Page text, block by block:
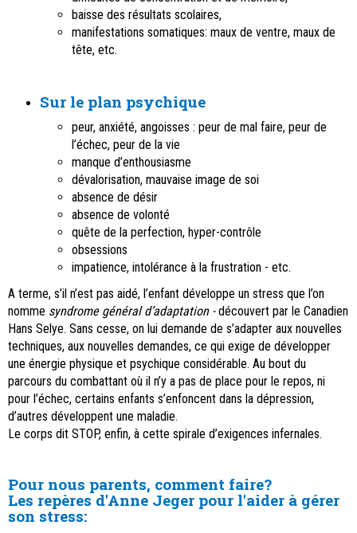
baisse des résultats scolaires,
manifestations somatiques: maux de ventre, maux de
tête, etc.
Sur le plan psychique
peur, anxiété, angoisses : peur de mal faire, peur de
l’échec, peur de la vie
manque d’enthousiasme
dévalorisation, mauvaise image de soi
absence de désir
absence de volonté
quête de la perfection, hyper-contrôle
obsessions
impatience, intolérance à la frustration - etc.
A terme, s’il n’est pas aidé, l’enfant développe un stress que l’on
nomme syndrome général d’adaptation -découvert par le Canadien
Hans Selye. Sans cesse, on lui demande de s’adapter aux nouvelles
techniques, aux nouvelles demandes, ce qui exige de développer
une énergie physique et psychique considérable. Au bout du
parcours du combattant où il n’y a pas de place pour le repos, ni
pour l’échec, certains enfants s’enfoncent dans la dépression,
d’autres développent une maladie.
Le corps dit STOP, enfin, à cette spirale d’exigences infernales.
Pour nous parents, comment faire?
Les repères d'Anne Jeger pour l'aider à gérer
son stress: